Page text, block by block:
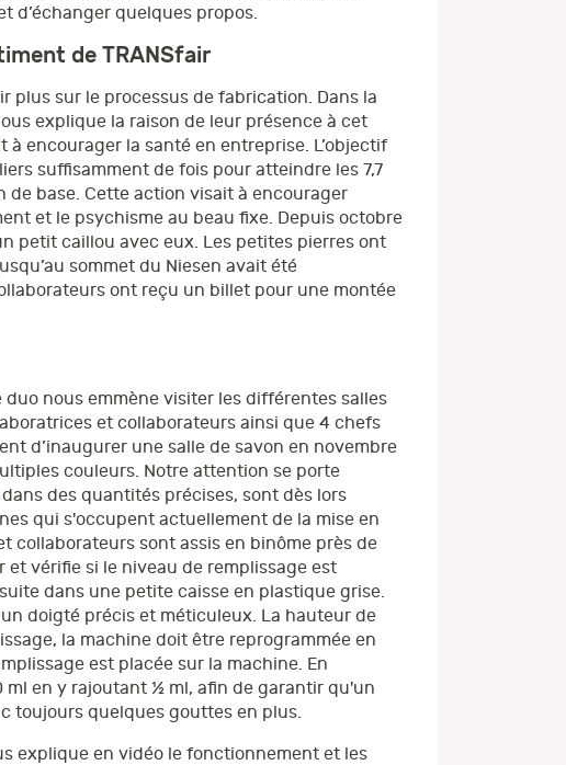
d’échanger quelques propos.
de TRANSfair
plus sur le processus de fabrication. Dans la
explique la raison de leur présence à cet
encourager la santé en entreprise. L’objectif
suffisamment de fois pour atteindre les 7,7
base. Cette action visait à encourager
et le psychisme au beau fixe. Depuis octobre
petit caillou avec eux. Les petites pierres ont
sommet du Niesen avait été
ont reçu un billet pour une montée
nous emmène visiter les différentes salles
et collaborateurs ainsi que 4 chefs
d’inaugurer une salle de savon en novembre
couleurs. Notre attention se porte
des quantités précises, sont dès lors
qui s'occupent actuellement de la mise en
collaborateurs sont assis en binôme près de
vérifie si le niveau de remplissage est
dans une petite caisse en plastique grise.
doigté précis et méticuleux. La hauteur de
la machine doit être reprogrammée en
est placée sur la machine. En
en y rajoutant ½ ml, afin de garantir qu'un
toujours quelques gouttes en plus.
explique en vidéo le fonctionnement et les